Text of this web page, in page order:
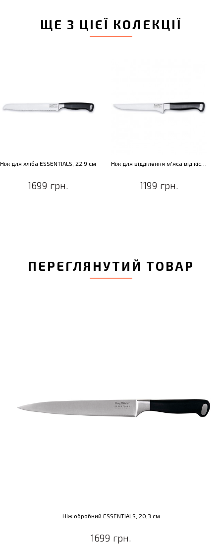
ЩЕ З ЦІЄЇ КОЛЕКЦІЇ
Ніж для хліба ESSENTIALS, 22,9 см
1699 грн. 1199 грн.
ПЕРЕГЛЯНУТИЙ ТОВАР
Ніж обробний ESSENTIALS, 20,3 см
1699 грн.